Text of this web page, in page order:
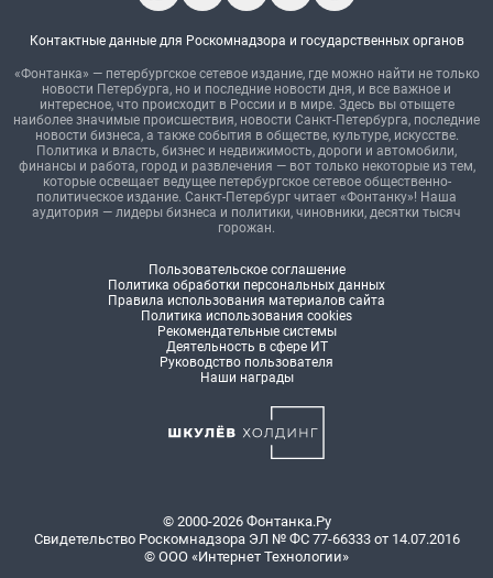
Контактные данные для Роскомнадзора и государственных органов
«Фонтанка» — петербургское сетевое издание, где можно найти не только
новости Петербурга, но и последние новости дня, и все важное и
интересное, что происходит в России и в мире. Здесь вы отыщете
наиболее значимые происшествия, новости Санкт-Петербурга, последние
новости бизнеса, а также события в обществе, культуре, искусстве.
Политика и власть, бизнес и недвижимость, дороги и автомобили,
финансы и работа, город и развлечения — вот только некоторые из тем,
которые освещает ведущее петербургское сетевое общественно-
политическое издание. Санкт-Петербург читает «Фонтанку»! Наша
аудитория — лидеры бизнеса и политики, чиновники, десятки тысяч
горожан.
Пользовательское соглашение
Политика обработки персональных данных
Правила использования материалов сайта
Политика использования cookies
Рекомендательные системы
Деятельность в сфере ИТ
Руководство пользователя
Наши награды
© 2000-2026 Фонтанка.Ру
Свидетельство Роскомнадзора ЭЛ № ФС 77-66333 от 14.07.2016
© ООО «Интернет Технологии»